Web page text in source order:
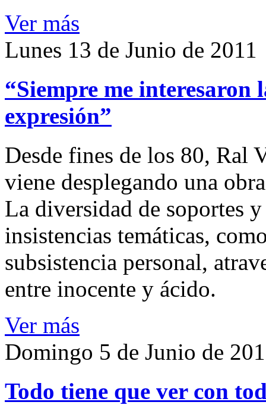
Ver más
Lunes 13 de Junio de 2011
“Siempre me interesaron
expresión”
Desde fines de los 80, Ral
viene desplegando una
La diversidad de soportes
insistencias temáticas,
subsistencia personal,
entre inocente y ácido.
Ver más
Domingo 5 de Junio de
Todo tiene que ver con